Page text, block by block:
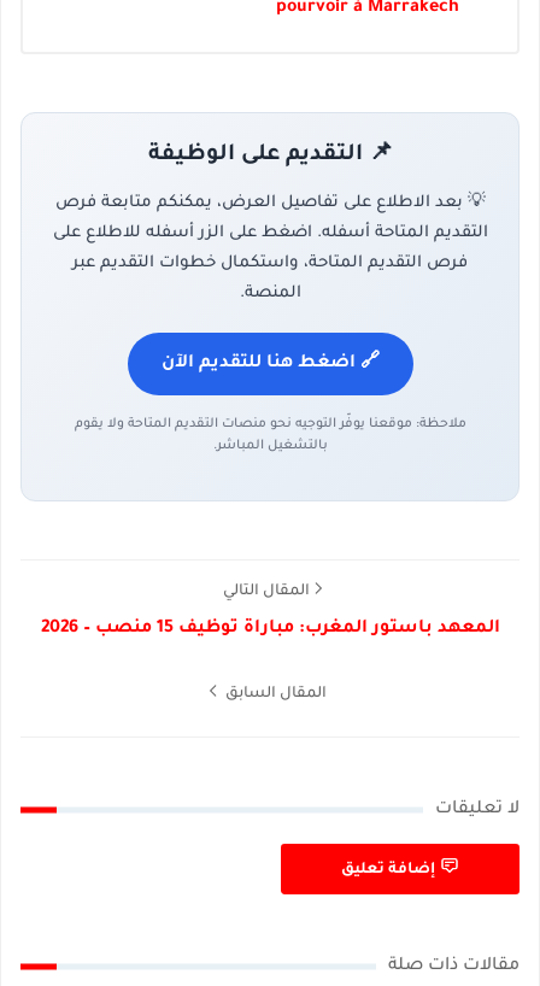
pourvoir à Marrakech
📌 التقديم على الوظيفة
💡 بعد الاطلاع على تفاصيل العرض، يمكنكم متابعة فرص
التقديم المتاحة أسفله. اضغط على الزر أسفله للاطلاع على
فرص التقديم المتاحة، واستكمال خطوات التقديم عبر
المنصة.
🔗 اضغط هنا للتقديم الآن
ملاحظة: موقعنا يوفّر التوجيه نحو منصات التقديم المتاحة ولا يقوم
بالتشغيل المباشر.
المقال التالي
المعهد باستور المغرب: مباراة توظيف 15 منصب – 2026
المقال السابق
لا تعليقات
إضافة تعليق
مقالات ذات صلة